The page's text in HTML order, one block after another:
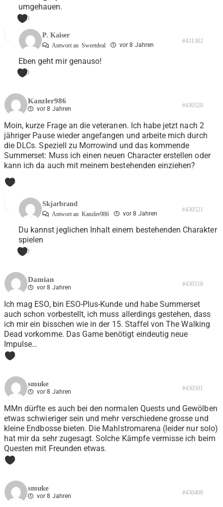
umgehauen.
0
P. Kaiser
Antwort an Sweetdeal vor 8 Jahren
#431302
Eben geht mir genauso!
0
Kanzler986
vor 8 Jahren #430520
Moin, kurze Frage an die veteranen. Ich habe jetzt nach 2
jähriger Pause wieder angefangen und arbeite mich durch
die DLCs. Speziell zu Morrowind und das kommende
Summerset: Muss ich einen neuen Character erstellen oder
kann ich da auch mit meinem bestehenden einziehen?
0
Skjarbrand
Antwort an Kanzler986 vor 8 Jahren
#430521
Du kannst jeglichen Inhalt einem bestehenden Charakter
spielen
0
Damian
vor 8 Jahren #430518
Ich mag ESO, bin ESO-Plus-Kunde und habe Summerset
auch schon vorbestellt, ich muss allerdings gestehen, dass
ich mir ein bisschen wie in der 15. Staffel von The Walking
Dead vorkomme. Das Game benötigt eindeutig neue
Impulse…
0
smuke
vor 8 Jahren #430501
MMn dürfte es auch bei den normalen Quests und Gewölben
etwas schwieriger sein und mehr verschiedene grosse und
kleine Endbosse bieten. Die Mahlstromarena (leider nur solo)
hat mir da sehr zugesagt. Solche Kämpfe vermisse ich beim
Questen mit Freunden etwas.
0
smuke
vor 8 Jahren #430408